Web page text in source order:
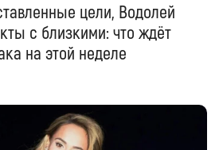
цели, Водолей
с близкими: что ждёт
на этой неделе